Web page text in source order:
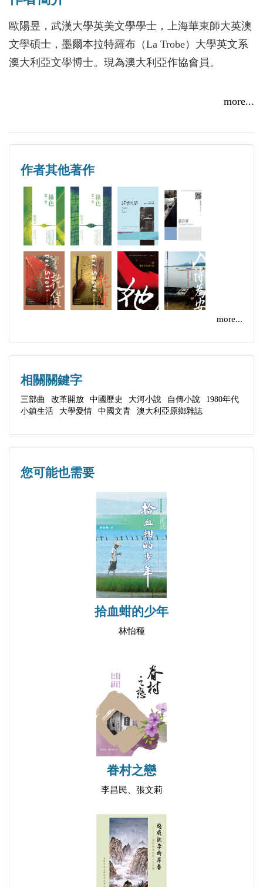
儘管如此，每人的性格都是活脫脫的，一聽聲音，就
仿佛看到了形貌。這種代號式的命名，也是先鋒作家
歐陽昱的一貫行為。在對小說的謀篇佈局上，總是不
忘出新，追求創意。
這張欲望之網的興奮點。在大學生守則上有著「不許
談戀愛」禁條的一九八零年代初期，他們不僅有愛，
還有性愛；不僅有性愛，還有「亂愛」，也就是當互
相不在一起時，心中彼此都有暗暗愛戀的對象。與此
同時，又因這種戀情的產生而深感不安，良心和道德
常常受到雙重譴責。
小說集中筆力，描寫了英美文學班一位來自美國的教
授米爾東先生。這位先生傲慢不遜，對中國學生抱著
不屑一顧的態度，但其實貌似兇狠，內心柔軟。孤鶩
和其他同學與他發生了種種矛盾，但也結成了深厚的
小說的語言，運用了大量八零年代的詞彙，兼有少量
英文和個別德文和法文詞彙，用以反映八零年代改革
歐陽昱，武漢大學英美文學學士，上海華東師大英澳
文學碩士，墨爾本拉特羅布（La Trobe）大學英文系
澳大利亞文學博士。現為澳大利亞作協會員。
曾任武漢大學英文系講座教授，自2012年以來，一直
究生和本科生講授中英文學翻譯和英文創意寫作。
截至2019年3月，已出版中英文原創及譯著106種，曾
數度獲創作基金獎和文學獎。第四部英文詩集《異
物》（Foreign Matter）獲悉尼2003年快書詩歌獎。中
文詩歌兩次入選中國最佳詩歌選。英文詩歌11次入選
澳大利亞最佳詩歌選。2019年獲the Australia Council
的長篇小說基金獎。
more...
作者其他著作
more...
相關關鍵字
三部曲 改革開放 中國歷史 大河小說 自傳小說
1980年代
小鎮生活
大學愛情 中國文青 澳大利亞原鄉雜誌
您可能也需要
拾血蚶的少年
林怡種
眷村之戀
李昌民、張文莉